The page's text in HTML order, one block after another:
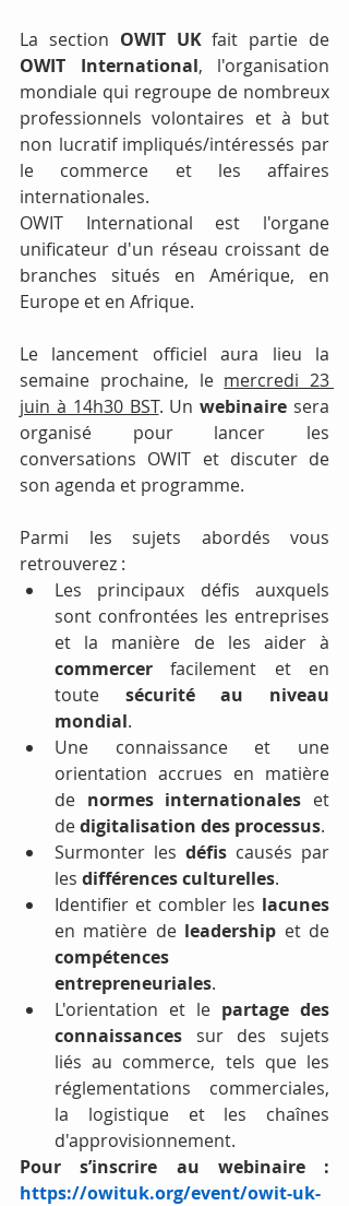
La section OWIT UK
OWIT International, l'organisation
mondiale qui regroupe de nombreux
professionnels volontaires et à but
non lucratif impliqués/intéressés par
le commerce et les affaires
internationales.
OWIT International est l'organe
unificateur d'un réseau croissant de
branches situés en Amérique, en
Europe et en Afrique.
Le lancement officiel aura lieu la
semaine prochaine, le mercredi 23
juin à 14h30 BST. Un webinaire sera
organisé pour lancer les
conversations OWIT et discuter de
son agenda et programme.
Parmi les sujets abordés vous
retrouverez :
Les principaux défis auxquels
sont confrontées les entreprises
commercer facilement et en
toute sécurité au niveau
mondial.
Une connaissance et une
orientation accrues en matière
de normes internationales et
de digitalisation des processus.
Surmonter les défis causés par
les différences culturelles.
Identifier et combler les
en matière de leadership
compétences
entrepreneuriales.
L'orientation et le partage des
connaissances sur des sujets
liés au commerce, tels que les
réglementations commerciales,
la logistique et les chaînes
d'approvisionnement.
Pour s’inscrire au webinaire
:
https://owituk.org/event/owit-uk-